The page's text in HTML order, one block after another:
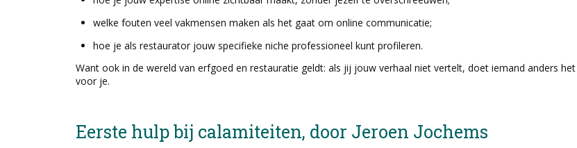
welke fouten veel vakmensen maken als het gaat om online communicatie;
hoe je als restaurator jouw specifieke niche professioneel kunt profileren.
Want ook in de wereld van erfgoed en restauratie geldt: als jij jouw verhaal niet vertelt, doet iemand anders het
voor je.
Eerste hulp bij calamiteiten, door Jeroen Jochems